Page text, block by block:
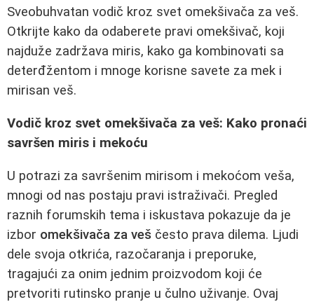
Sveobuhvatan vodič kroz svet omekšivača za veš.
Otkrijte kako da odaberete pravi omekšivač, koji
najduže zadržava miris, kako ga kombinovati sa
deterđžentom i mnoge korisne savete za mek i
mirisan veš.
Vodič kroz svet omekšivača za veš: Kako pronaći
savršen miris i mekoću
U potrazi za savršenim mirisom i mekoćom veša,
mnogi od nas postaju pravi istraživači. Pregled
raznih forumskih tema i iskustava pokazuje da je
izbor omekšivača za veš često prava dilema. Ljudi
dele svoja otkrića, razočaranja i preporuke,
tragajući za onim jednim proizvodom koji će
pretvoriti rutinsko pranje u čulno uživanje. Ovaj